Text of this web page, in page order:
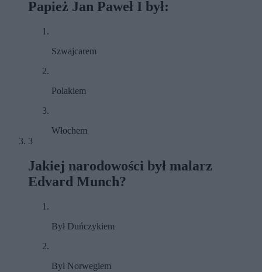
Papież Jan Paweł I był:
Szwajcarem
Polakiem
Włochem
3
Jakiej narodowości był malarz
Edvard Munch?
Był Duńczykiem
Był Norwegiem